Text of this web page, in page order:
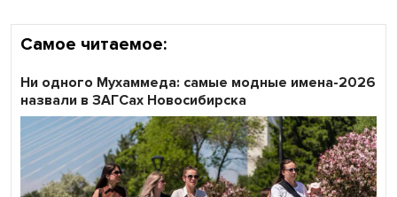
Самое читаемое:
Ни одного Мухаммеда: самые модные имена-2026
назвали в ЗАГСах Новосибирска